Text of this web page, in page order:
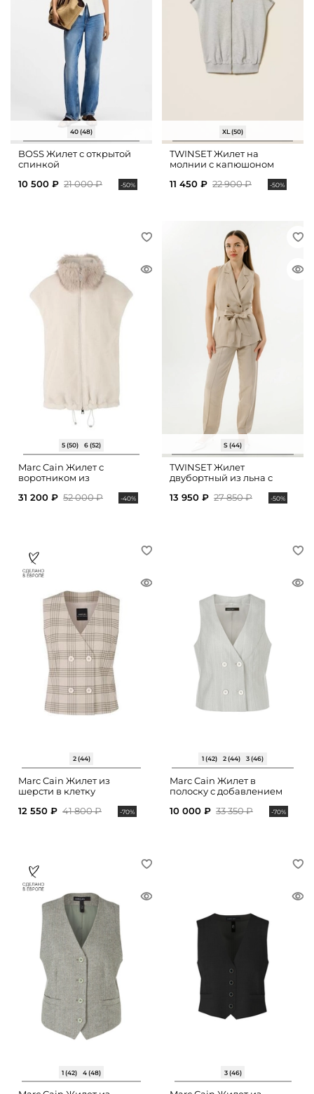
40 (48)
BOSS Жилет с открытой
спинкой
10 500 ₽ 21 000 ₽ -50%
XL (50)
TWINSET Жилет на
молнии с капюшоном
11 450 ₽ 22 900 ₽ -50%
5 (50) 6 (52)
Marc Cain Жилет с
воротником из
31 200 ₽ 52 000 ₽ -40%
S (44)
TWINSET Жилет
двубортный из льна с
13 950 ₽ 27 850 ₽ -50%
2 (44)
Marc Cain Жилет из
шерсти в клетку
12 550 ₽ 41 800 ₽ -70%
1 (42) 2 (44) 3 (46)
Marc Cain Жилет в
полоску с добавлением
10 000 ₽ 33 350 ₽ -70%
1 (42) 4 (48) 3 (46)